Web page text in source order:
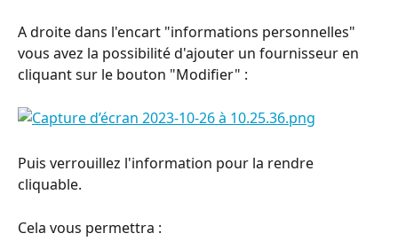
A droite dans l'encart "informations personnelles"
vous avez la possibilité d'ajouter un fournisseur en
cliquant sur le bouton "Modifier" :
Puis verrouillez l'information pour la rendre
cliquable.
Cela vous permettra :